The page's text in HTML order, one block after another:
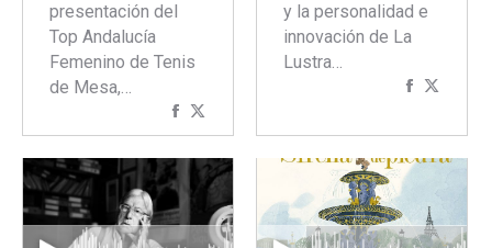
presentación del
Top Andalucía
Femenino de Tenis
de Mesa,…
Compartir
con
Facebook
con
Twitter
y la personalidad e
innovación de La
Lustra…
Compartir